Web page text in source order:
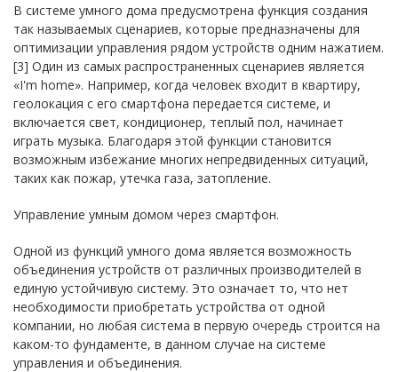
В системе умного дома предусмотрена функция создания
так называемых сценариев, которые предназначены для
оптимизации управления рядом устройств одним нажатием.
[3] Один из самых распространенных сценариев является
«I'm home». Например, когда человек входит в квартиру,
геолокация с его смартфона передается системе, и
включается свет, кондиционер, теплый пол, начинает
играть музыка. Благодаря этой функции становится
возможным избежание многих непредвиденных ситуаций,
таких как пожар, утечка газа, затопление.
Управление умным домом через смартфон.
Одной из функций умного дома является возможность
объединения устройств от различных производителей в
единую устойчивую систему. Это означает то, что нет
необходимости приобретать устройства от одной
компании, но любая система в первую очередь строится на
каком-то фундаменте, в данном случае на системе
управления и объединения.